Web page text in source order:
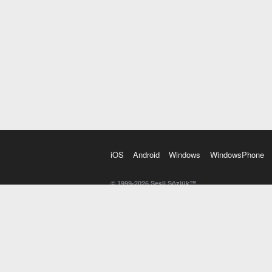
iOS Android Windows WindowsPhone
© 1999-2026 Sesli Sözlük™